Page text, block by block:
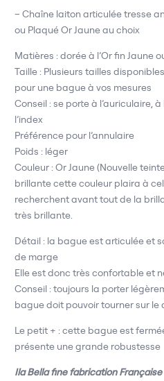
– Chaîne laiton articulée tresse
ou Plaqué Or Jaune au choix
Matières : dorée à l’Or fin Jaune
Taille : Plusieurs tailles
pour une bague à vos mesures
Conseil : se porte à l’auriculaire,
l’index
Préférence pour l’annulaire
Poids : léger
Couleur : Or Jaune (Nouvelle
brillante cette couleur plaira à
recherchent avant tout de la
très brillante.
Détail : la bague est articulée et
de marge
Elle est donc très confortable et
Conseil : toujours la porter
bague doit pouvoir tourner sur le
Le petit + : cette bague est
présente une grande robustesse
Ila Bella fine fabrication